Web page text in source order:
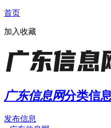
首页
加入收藏
广东信息网分类信
发布信息